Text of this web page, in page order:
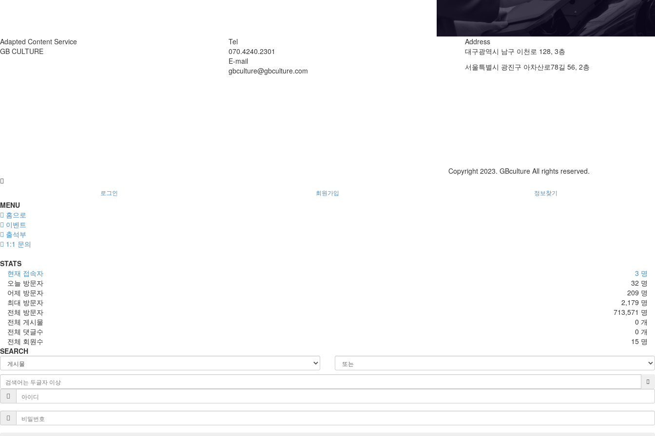
Adapted Content Service
GB CULTURE
Tel
070.4240.2301
E-mail
gbculture@gbculture.com
Address
대구광역시 남구 이천로 128, 3층
서울특별시 광진구 아차산로78길 56, 2층
Copyright 2023. GBculture All rights reserved.
로그인 회원가입 정보찾기
MENU
홈으로
이벤트
출석부
1:1 문의
STATS
3 명
현재 접속자
32 명
오늘 방문자
209 명
어제 방문자
2,179 명
최대 방문자
713,571 명
전체 방문자
0 개
전체 게시물
0 개
전체 댓글수
15 명
전체 회원수
SEARCH